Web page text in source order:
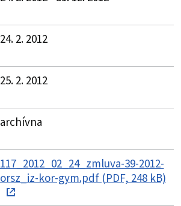
24. 2. 2012
25. 2. 2012
archívna
117_2012_02_24_zmluva-39-2012-
orsz_iz-kor-gym.pdf (PDF, 248 kB)